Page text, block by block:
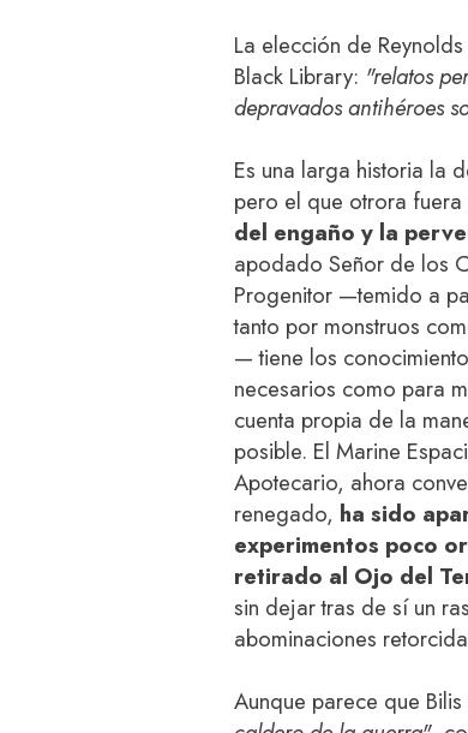
La elección de
Black Library: "relatos
depravados antihéroes
Es una larga historia la
pero el que otrora fuera
del engaño y la
apodado Señor de los
Progenitor —temido a
tanto por monstruos
— tiene los
necesarios como para
cuenta propia de la
posible. El Marine
Apotecario, ahora
renegado, ha sido
experimentos poco
retirado al Ojo del
sin dejar tras de sí un
abominaciones
Aunque parece que